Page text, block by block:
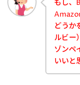
もし、
どうか
ルビー
ゾンペ
いいと